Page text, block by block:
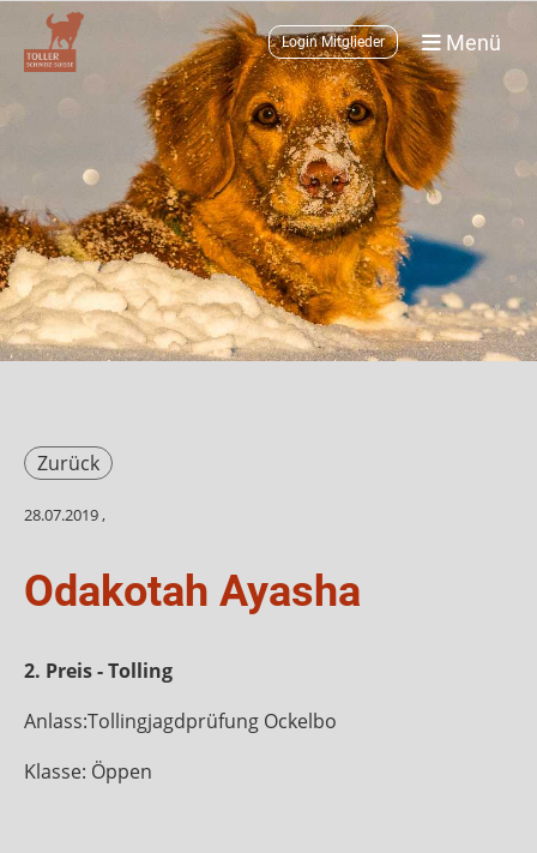
Login Mitglieder Menü
Zurück
28.07.2019,
Odakotah Ayasha
2. Preis - Tolling
Anlass:Tollingjagdprüfung Ockelbo
Klasse: Öppen